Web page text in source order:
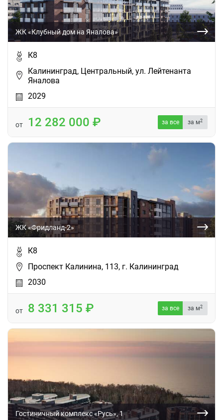
ЖК «Клубный дом на Яналова»
К8
Калининград, Центральный, ул. Лейтенанта
Яналова
2029
от 12 282 000 за все за м2
ЖК «Фридланд-2»
К8
Проспект Калинина, 113, г. Калининград
2030
от 8 331 315 за все за м2
Гостиничный комплекс «Русь», 1